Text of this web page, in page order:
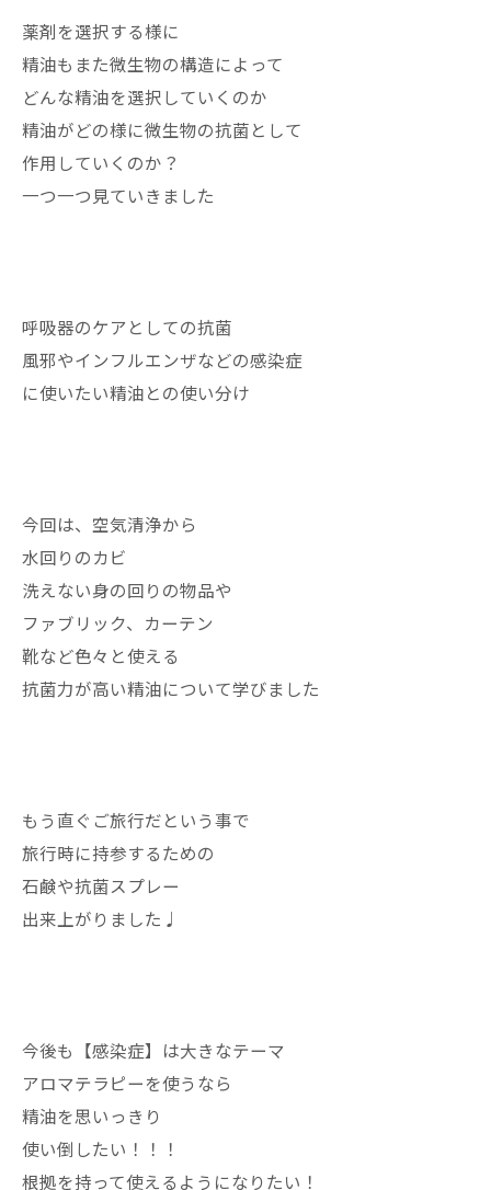
薬剤を選択する様に
精油もまた微生物の構造によって
どんな精油を選択していくのか
精油がどの様に微生物の抗菌として
作用していくのか？
一つ一つ見ていきました
呼吸器のケアとしての抗菌
風邪やインフルエンザなどの感染症
に使いたい精油との使い分け
今回は、空気清浄から
水回りのカビ
洗えない身の回りの物品や
ファブリック、カーテン
靴など色々と使える
抗菌力が高い精油について学びました
もう直ぐご旅行だという事で
旅行時に持参するための
石鹸や抗菌スプレー
出来上がりました♩
今後も【感染症】は大きなテーマ
アロマテラピーを使うなら
精油を思いっきり
使い倒したい！！！
根拠を持って使えるようになりたい！